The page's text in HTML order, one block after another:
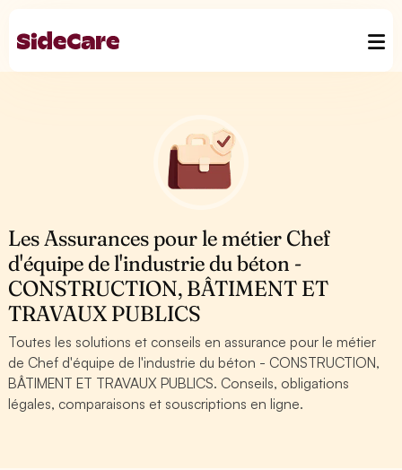
Les Assurances pour le métier Chef
d'équipe de l'industrie du béton -
CONSTRUCTION, BÂTIMENT ET
TRAVAUX PUBLICS
Toutes les solutions et conseils en assurance pour le métier
de Chef d'équipe de l'industrie du béton - CONSTRUCTION,
BÂTIMENT ET TRAVAUX PUBLICS. Conseils, obligations
légales, comparaisons et souscriptions en ligne.